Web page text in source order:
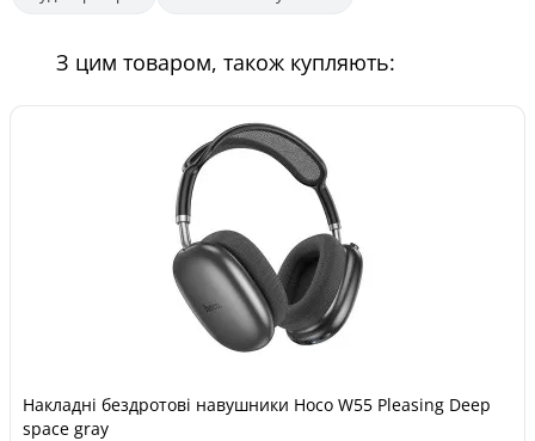
З цим товаром, також купляють:
Накладні бездротові навушники Hoco W55 Pleasing Deep
space gray